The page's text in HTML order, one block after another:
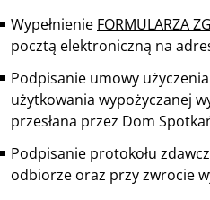
Wypełnienie FORMULARZA
pocztą elektroniczną na
Podpisanie umowy
użytkowania wypożyczanej
przesłana przez Dom
Podpisanie protokołu
odbiorze oraz przy zwrocie